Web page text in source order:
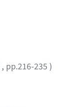
, pp.216-235 )